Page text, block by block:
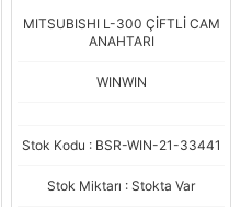
MITSUBISHI L-300 ÇİFTLİ CAM
ANAHTARI
WINWIN
Stok Kodu : BSR-WIN-21-33441
Stok Miktarı : Stokta Var